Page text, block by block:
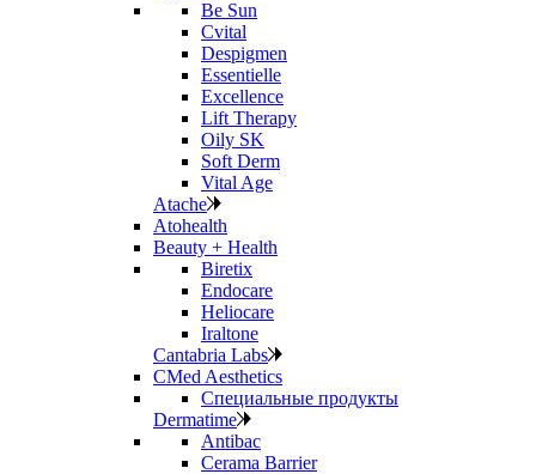
Be Sun
Cvital
Despigmen
Essentielle
Excellence
Lift Therapy
Oily SK
Soft Derm
Vital Age
Atache
Atohealth
Beauty + Health
Biretix
Endocare
Heliocare
Iraltone
Cantabria Labs
CMed Aesthetics
Специальные продукты
Dermatime
Antibac
Cerama Barrier